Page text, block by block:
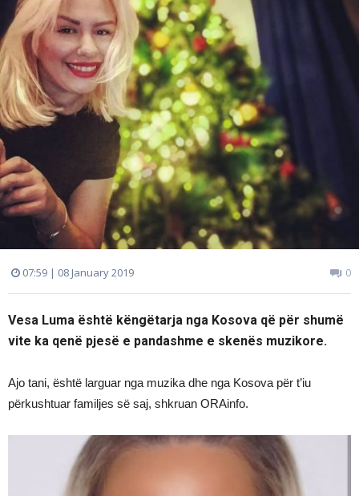
07:59 | 08 January 2019 0
Vesa Luma është këngëtarja nga Kosova që për shumë
vite ka qenë pjesë e pandashme e skenës muzikore.
Ajo tani, është larguar nga muzika dhe nga Kosova për t’iu
përkushtuar familjes së saj, shkruan ORAinfo.